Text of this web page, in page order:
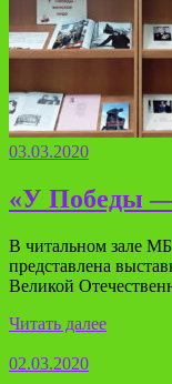
03.03.2020
«У Победы —
В читальном зале
представлена
Великой
Читать далее
02.03.2020